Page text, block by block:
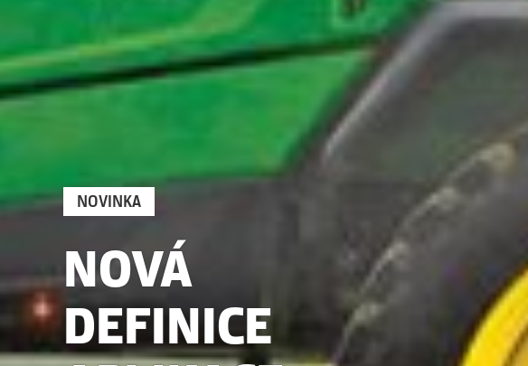
NOVINKA
NOVÁ
DEFINICE